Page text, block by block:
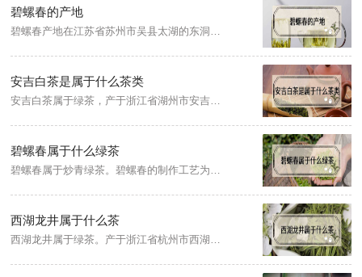
碧螺春的产地
安吉白茶是属于什么茶类
碧螺春属于什么绿茶
西湖龙井属于什么茶